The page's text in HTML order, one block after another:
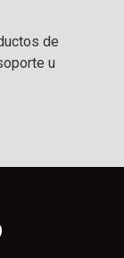
de
u